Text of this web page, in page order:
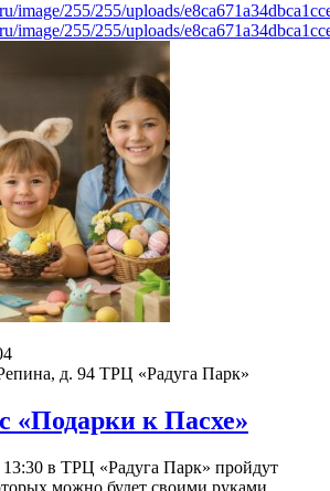
image/255/255/uploads/
image/255/255/uploads/
д. 94 ТРЦ «Радуга Парк»
«Подарки к Пасхе»
13:30 в ТРЦ «Радуга Парк» пройдут
можно будет своими руками